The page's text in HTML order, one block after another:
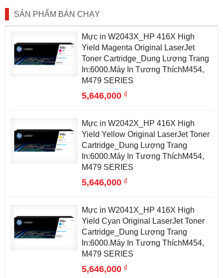
SẢN PHẨM BÁN CHẠY
Mực in W2043X_HP 416X High
Yield Magenta Original LaserJet
Toner Cartridge_Dung Lượng Trang
In:6000.Máy In Tương ThíchM454,
M479 SERIES
5,646,000đ
Mực in W2042X_HP 416X High
Yield Yellow Original LaserJet Toner
Cartridge_Dung Lượng Trang
In:6000.Máy In Tương ThíchM454,
M479 SERIES
5,646,000đ
Mực in W2041X_HP 416X High
Yield Cyan Original LaserJet Toner
Cartridge_Dung Lượng Trang
In:6000.Máy In Tương ThíchM454,
M479 SERIES
5,646,000đ